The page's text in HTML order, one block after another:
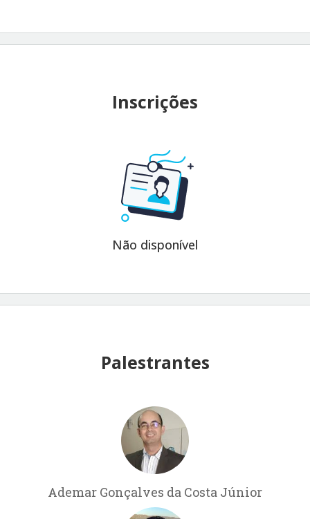
Inscrições
Não disponível
Palestrantes
Ademar Gonçalves da Costa Júnior